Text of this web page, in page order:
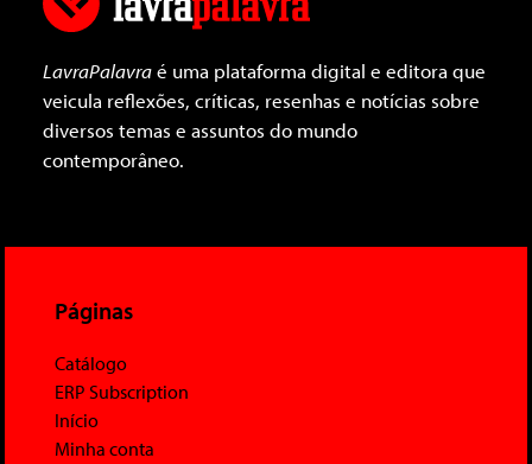
LavraPalavraé uma plataforma digital e editora que
veicula reflexões, críticas, resenhas e notícias sobre
diversos temas e assuntos do mundo
contemporâneo.
Páginas
Catálogo
ERP Subscription
Início
Minha conta